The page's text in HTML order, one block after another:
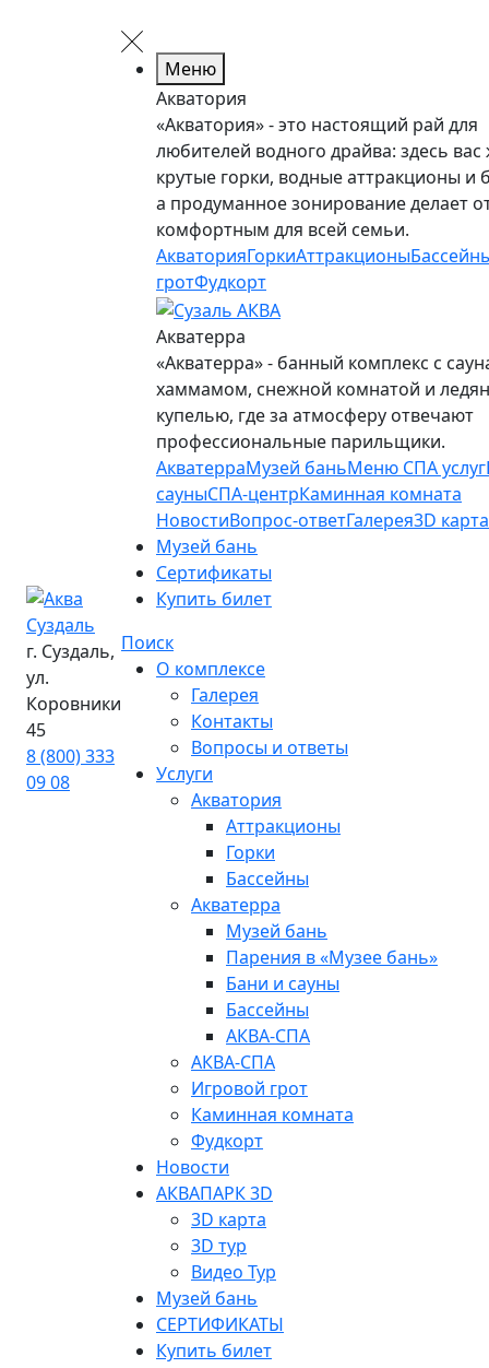
г. Суздаль,
ул.
Коровники
45
8 (800) 333
09 08
Меню
Акватория
«Акватория» - это настоящий рай для
любителей водного драйва: здесь вас
крутые горки, водные аттракционы и
а продуманное зонирование делает
комфортным для всей семьи.
АкваторияГоркиАттракционы
гротФудкорт
Акватерра
«Акватерра» - банный комплекс с
хаммамом, снежной комнатой и
купелью, где за атмосферу отвечают
профессиональные парильщики.
АкватерраМузей баньМеню СПА услуг
сауныСПА-центрКаминная комната
НовостиВопрос-ответГалерея3D карта
Музей бань
Сертификаты
Купить билет
Поиск
О комплексе
Галерея
Контакты
Вопросы и ответы
Услуги
Акватория
Аттракционы
Горки
Бассейны
Акватерра
Музей бань
Парения в «Музее бань»
Бани и сауны
Бассейны
АКВА-СПА
АКВА-СПА
Игровой грот
Каминная комната
Фудкорт
Новости
АКВАПАРК 3D
3D карта
3D тур
Видео Тур
Музей бань
СЕРТИФИКАТЫ
Купить билет